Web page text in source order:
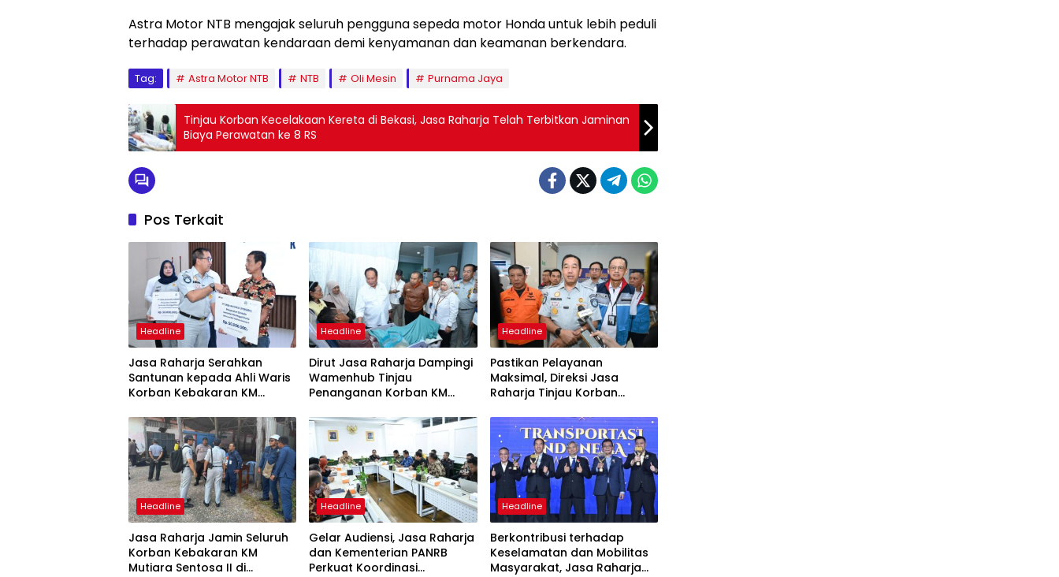
Astra Motor NTB mengajak seluruh pengguna sepeda motor Honda untuk lebih peduli
terhadap perawatan kendaraan demi kenyamanan dan keamanan berkendara.
Tag: Astra Motor NTB NTB Oli Mesin Purnama Jaya
Tinjau Korban Kecelakaan Kereta di Bekasi, Jasa Raharja Telah Terbitkan Jaminan
Biaya Perawatan ke 8 RS
Pos Terkait
Headline
Jasa Raharja Serahkan
Santunan kepada Ahli Waris
Korban Kebakaran KM
Headline
Dirut Jasa Raharja Dampingi
Wamenhub Tinjau
Penanganan Korban KM
Surabaya
Headline
Pastikan Pelayanan
Maksimal, Direksi Jasa
Raharja Tinjau Korban
Sentosa II
Headline
Jasa Raharja Jamin Seluruh
Korban Kebakaran KM
Mutiara Sentosa II di
Headline
Gelar Audiensi, Jasa Raharja
dan Kementerian PANRB
Perkuat Koordinasi
Headline
Berkontribusi terhadap
Keselamatan dan Mobilitas
Masyarakat, Jasa Raharja